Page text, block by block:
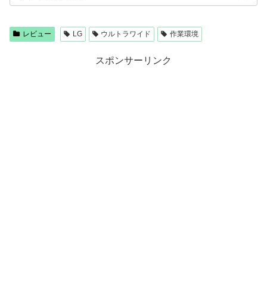
レビュー LG ウルトラワイド 作業環境
スポンサーリンク